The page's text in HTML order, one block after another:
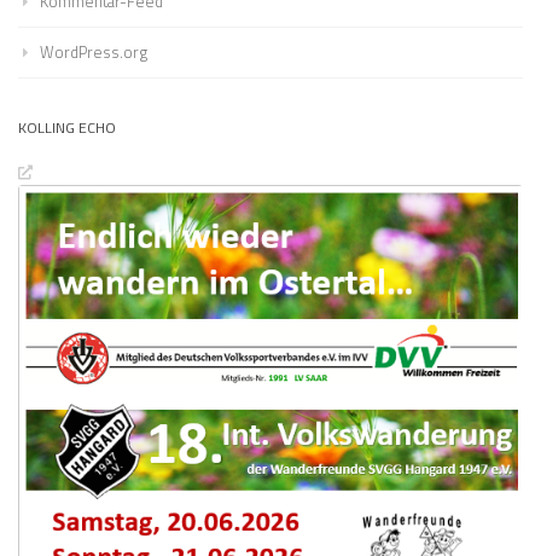
WordPress.org
KOLLING ECHO